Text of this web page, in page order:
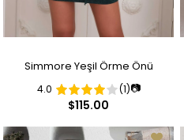
Simmore Yeşil Örme Önü
Dekolteli Kısa Abiye Elbise
4.0 (1)📷
$115.00